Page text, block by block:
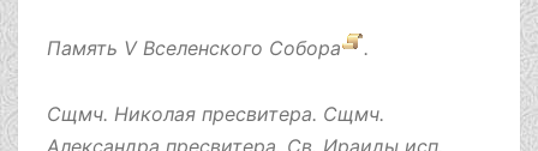
Память V Вселенского Собора .
Сщмч. Николая пресвитера. Сщмч.